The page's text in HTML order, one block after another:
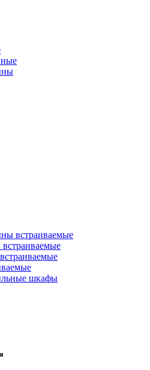
встраиваемые
шкафы